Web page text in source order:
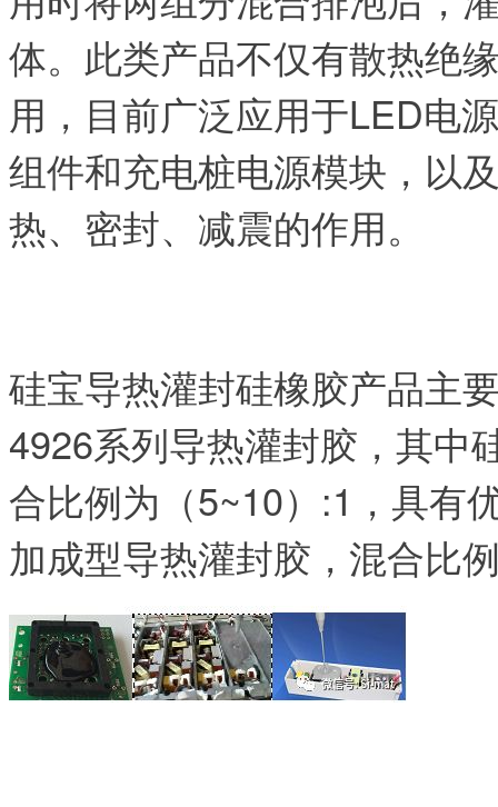
体。 此类产品不仅有散热绝
用，目前广泛应用于LED电
组件和充电桩电源模块，以
热、密封、减震的作用。
硅宝导热灌封硅橡胶产品主
4926系列导热灌封胶，其中
合比例为（5~10）:1，具有
加成型导热灌封胶，混合比